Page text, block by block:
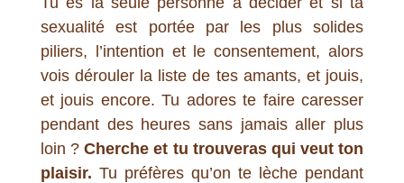
sexualité est portée par les plus solides
piliers, l’intention et le consentement, alors
vois dérouler la liste de tes amants, et jouis,
et jouis encore. Tu adores te faire caresser
pendant des heures sans jamais aller plus
loin ?Cherche et tu trouveras qui veut ton
plaisir. Tu préfères qu’on te lèche pendant